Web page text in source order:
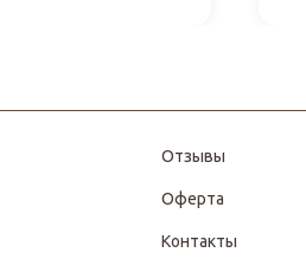
Отзывы
Оферта
Контакты